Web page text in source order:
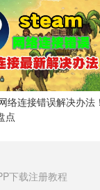
络连接错误解决办法！
点
下载注册教程